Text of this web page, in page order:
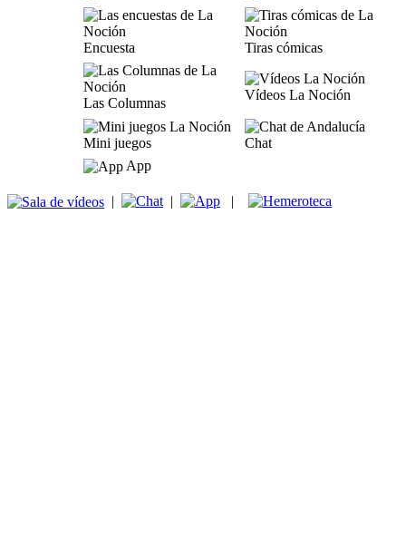
Encuesta Tiras cómicas
Las Columnas
Vídeos La Noción
Mini juegos
Chat
App
| | |